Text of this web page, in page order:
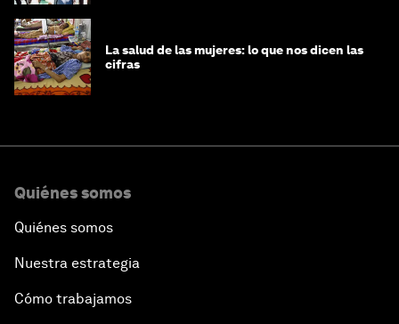
La salud de las mujeres: lo que nos dicen las
cifras
Quiénes somos
Quiénes somos
Nuestra estrategia
Cómo trabajamos